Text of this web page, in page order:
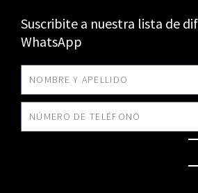
Suscribite a nuestra lista de
WhatsApp